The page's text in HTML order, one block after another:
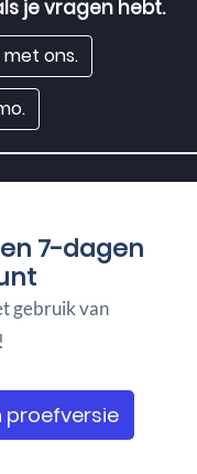
je vragen hebt.
ons.
7-dagen
gebruik van
proefversie